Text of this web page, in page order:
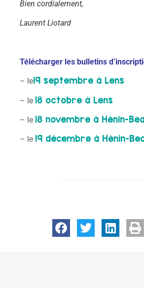
Bien cordialement,
Laurent Liotard
Télécharger les bulletins
– le19 septembre à Lens
– le 18 octobre à Lens
– le 18 novembre à Hénin-
– le 19 décembre à Hénin-